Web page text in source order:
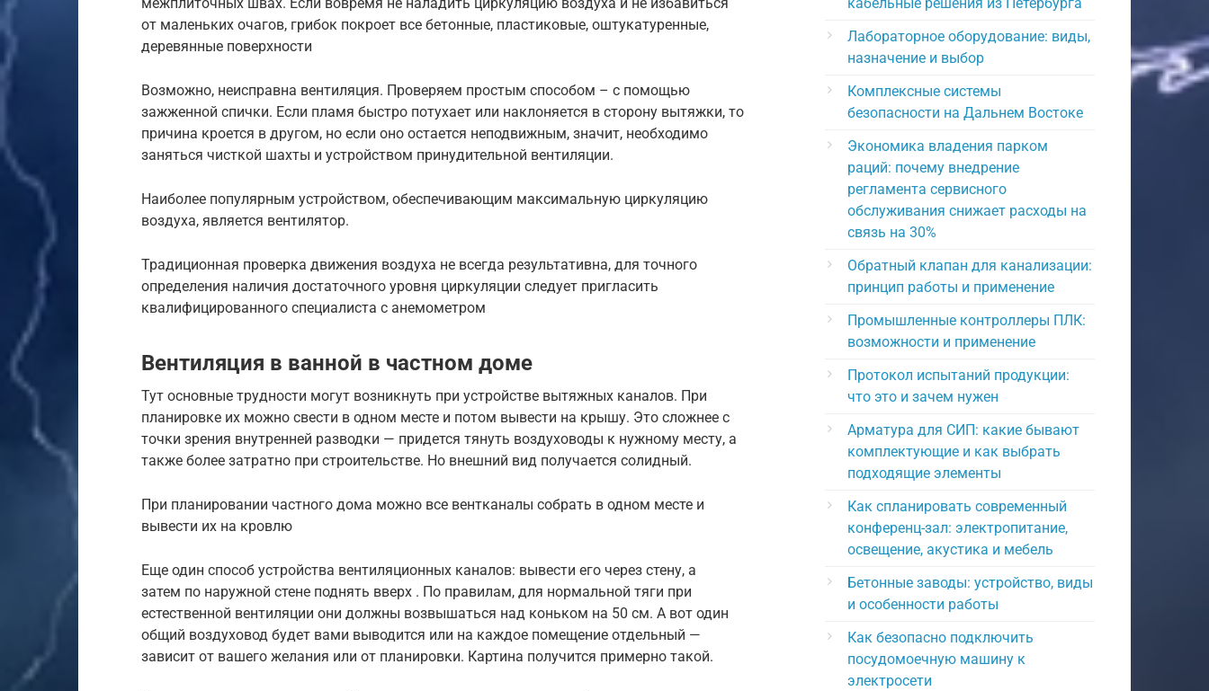
межплиточных швах. Если вовремя не наладить циркуляцию воздуха и не избавиться
от маленьких очагов, грибок покроет все бетонные, пластиковые, оштукатуренные,
деревянные поверхности
Возможно, неисправна вентиляция. Проверяем простым способом – с помощью
зажженной спички. Если пламя быстро потухает или наклоняется в сторону вытяжки, то
причина кроется в другом, но если оно остается неподвижным, значит, необходимо
заняться чисткой шахты и устройством принудительной вентиляции.
Наиболее популярным устройством, обеспечивающим максимальную циркуляцию
воздуха, является вентилятор.
Традиционная проверка движения воздуха не всегда результативна, для точного
определения наличия достаточного уровня циркуляции следует пригласить
квалифицированного специалиста с анемометром
Вентиляция в ванной в частном доме
Тут основные трудности могут возникнуть при устройстве вытяжных каналов. При
планировке их можно свести в одном месте и потом вывести на крышу. Это сложнее с
точки зрения внутренней разводки — придется тянуть воздуховоды к нужному месту, а
также более затратно при строительстве. Но внешний вид получается солидный.
При планировании частного дома можно все вентканалы собрать в одном месте и
вывести их на кровлю
Еще один способ устройства вентиляционных каналов: вывести его через стену, а
затем по наружной стене поднять вверх . По правилам, для нормальной тяги при
естественной вентиляции они должны возвышаться над коньком на 50 см. А вот один
общий воздуховод будет вами выводится или на каждое помещение отдельный —
зависит от вашего желания или от планировки. Картина получится примерно такой.
Лабораторное оборудование: виды,
назначение и выбор
Комплексные системы
безопасности на Дальнем Востоке
Экономика владения парком
раций: почему внедрение
регламента сервисного
обслуживания снижает расходы на
связь на 30%
Обратный клапан для канализации:
принцип работы и применение
Промышленные контроллеры ПЛК:
возможности и применение
Протокол испытаний продукции:
что это и зачем нужен
Арматура для СИП: какие бывают
комплектующие и как выбрать
подходящие элементы
Как спланировать современный
конференц-зал: электропитание,
освещение, акустика и мебель
Бетонные заводы: устройство, виды
и особенности работы
Как безопасно подключить
посудомоечную машину к
электросети